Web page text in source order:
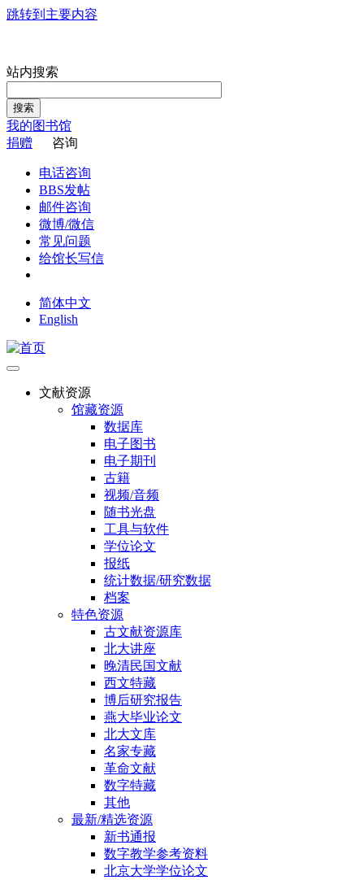
跳转到主要内容
站内搜索
搜索
我的图书馆
捐赠
咨询
电话咨询
BBS发帖
邮件咨询
微博/微信
常见问题
给馆长写信
简体中文
English
文献资源
馆藏资源
数据库
电子图书
电子期刊
古籍
视频/音频
随书光盘
工具与软件
学位论文
报纸
统计数据/研究数据
档案
特色资源
古文献资源库
北大讲座
晚清民国文献
西文特藏
博后研究报告
燕大毕业论文
北大文库
名家专藏
革命文献
数字特藏
其他
最新/精选资源
新书通报
数字教学参考资料
北京大学学位论文